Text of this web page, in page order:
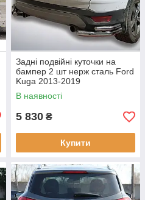
Задні подвійні куточки на
бампер 2 шт нерж сталь Ford
Kuga 2013-2019
В наявності
5 830 ₴
Купити